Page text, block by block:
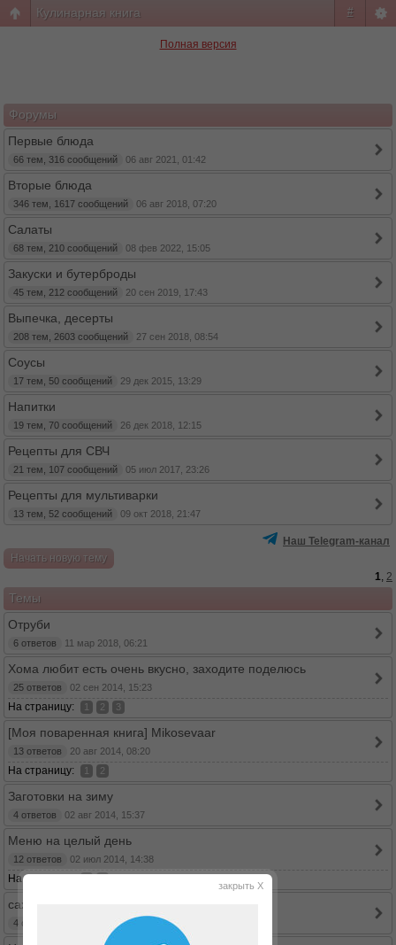
#
Кулинарная книга
Полная версия
Форумы
Первые блюда
66 тем, 316 сообщений 06 авг 2021, 01:42
Вторые блюда
346 тем, 1617 сообщений 06 авг 2018, 07:20
Салаты
68 тем, 210 сообщений 08 фев 2022, 15:05
Закуски и бутерброды
45 тем, 212 сообщений 20 сен 2019, 17:43
Выпечка, десерты
208 тем, 2603 сообщений 27 сен 2018, 08:54
Соусы
17 тем, 50 сообщений 29 дек 2015, 13:29
Напитки
19 тем, 70 сообщений 26 дек 2018, 12:15
Рецепты для СВЧ
21 тем, 107 сообщений 05 июл 2017, 23:26
Рецепты для мультиварки
13 тем, 52 сообщений 09 окт 2018, 21:47
Наш Telegram-канал
Начать новую тему
1, 2
Темы
Отруби
6 ответов 11 мар 2018, 06:21
Хома любит есть очень вкусно, заходите поделюсь
25 ответов 02 сен 2014, 15:23
На страницу: 1 2 3
[Моя поваренная книга] Mikosevaar
13 ответов 20 авг 2014, 08:20
На страницу: 1 2
Заготовки на зиму
4 ответов 02 авг 2014, 15:37
Меню на целый день
12 ответов 02 июл 2014, 14:38
На страницу:
сахзам и выпечка
4 ответов 21 июн 2014, 18:30
закрыть X